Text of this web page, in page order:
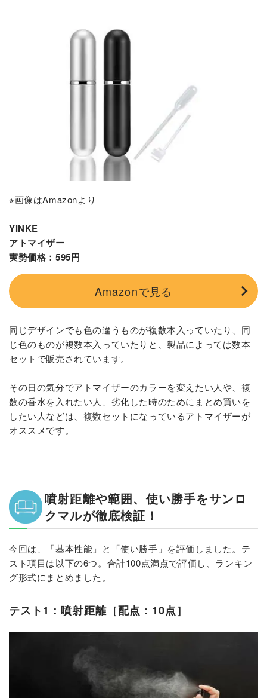
※画像はAmazonより
YINKE
アトマイザー
実勢価格：595円
Amazonで見る
同じデザインでも色の違うものが複数本入っていたり、同
じ色のものが複数本入っていたりと、製品によっては数本
セットで販売されています。
その日の気分でアトマイザーのカラーを変えたい人や、複
数の香水を入れたい人、劣化した時のためにまとめ買いを
したい人などは、複数セットになっているアトマイザーが
オススメです。
噴射距離や範囲、使い勝手をサンロ
クマルが徹底検証！
今回は、「基本性能」と「使い勝手」を評価しました。テ
スト項目は以下の6つ。合計100点満点で評価し、ランキン
グ形式にまとめました。
テスト1：噴射距離［配点：10点］